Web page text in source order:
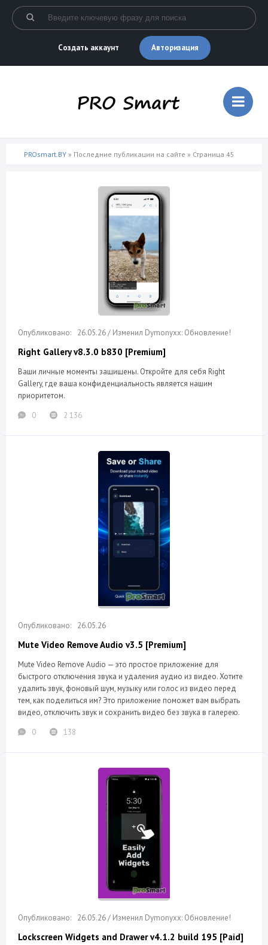
Создать аккаунт Авторизация
PROsmart.BY » Последние публикации на сайте » Страница 45
26.05.26 / Изменил Dymonyxx: Обновление!
Right Gallery v8.3.0 b830 [Premium]
Ваши личные моменты защищены. Откройте для себя Right
Gallery, где ваша конфиденциальность является нашим
приоритетом.
0
2 136
26.05.26
Mute Video Remove Audio v3.5 [Premium]
Mute Video Remove Audio — это простое приложение для
быстрого отключения звука и удаления аудио из видео. Хотите
удалить звук, фоновый шум, музыку или голос из видео перед
тем, как поделиться им? Это приложение поможет вам выбрать
видео, отключить звук и сохранить видео без звука в галерею.
0
138
26.05.26 / Изменил Dymonyxx: Обновление!
Lockscreen Widgets and Drawer v4.1.2 build 195 [Paid]